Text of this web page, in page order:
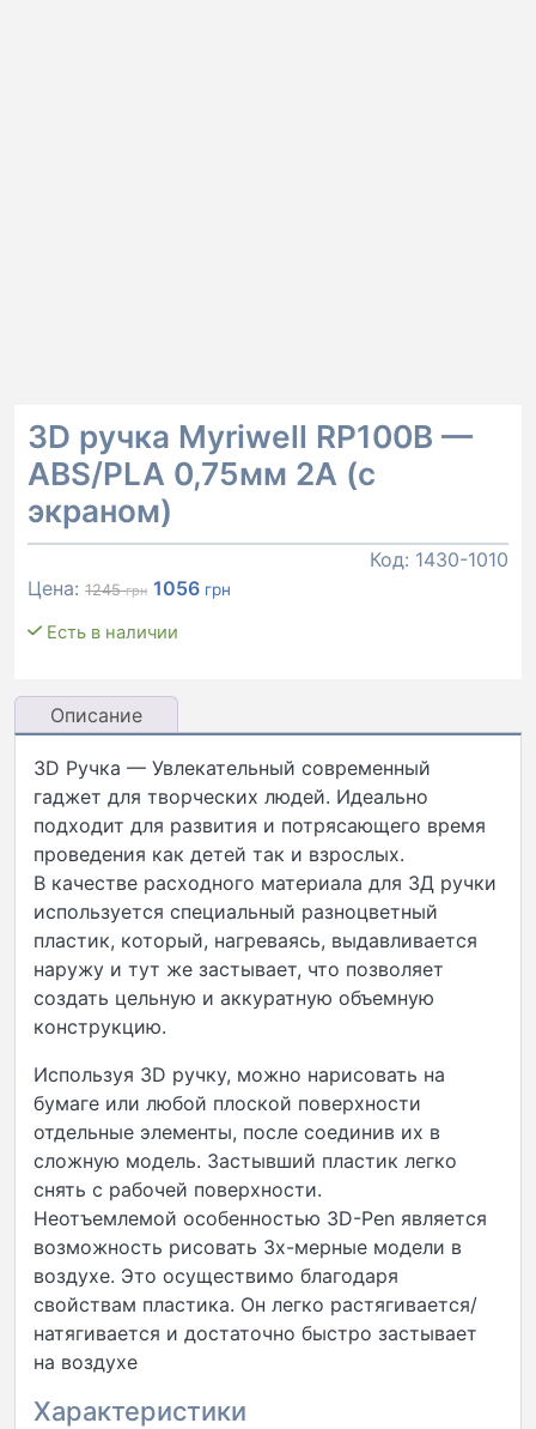
3D ручка Myriwell RP100B —
ABS/PLA 0,75мм 2А (с
экраном)
Код: 1430-1010
Цена:1245грн Первоначальная
составляла
1056 грн
Есть в наличии
Описание
3D Ручка — Увлекательный современный
гаджет для творческих людей. Идеально
подходит для развития и потрясающего время
проведения как детей так и взрослых.
В качестве расходного материала для 3Д ручки
используется специальный разноцветный
пластик, который, нагреваясь, выдавливается
наружу и тут же застывает, что позволяет
создать цельную и аккуратную объемную
конструкцию.
Используя 3D ручку, можно нарисовать на
бумаге или любой плоской поверхности
отдельные элементы, после соединив их в
сложную модель. Застывший пластик легко
снять с рабочей поверхности.
Неотъемлемой особенностью 3D-Pen является
возможность рисовать 3х-мерные модели в
воздухе. Это осуществимо благодаря
свойствам пластика. Он легко растягивается/
натягивается и достаточно быстро застывает
на воздухе
Характеристики